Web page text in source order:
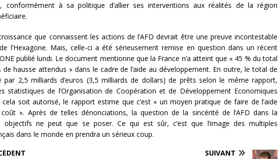
conformément à sa politique d’allier ses interventions aux réalités de la région
que connaissent les actions de l’AFD devrait être une preuve incontestable
l’Hexagone. Mais, celle-ci a été sérieusement remise en question dans un récent
publié lundi. Le document mentionne que la France n’a atteint que « 45 % du total
hausse attendus » dans le cadre de l’aide au développement. En outre, le total de
par 2,5 milliards d’euros (3,5 milliards de dollars) de prêts selon le même rapport,
statistiques de l’Organisation de Coopération et de Développement Economiques
cela soit autorisé, le rapport estime que c’est « un moyen pratique de faire de l’aide
». Après de telles dénonciations, la question de la sincérité de l’AFD dans la
objectifs ne peut que se poser. Ce qui est sûr, c’est que l’image des multiples
dans le monde en prendra un sérieux coup.
SUIVANT